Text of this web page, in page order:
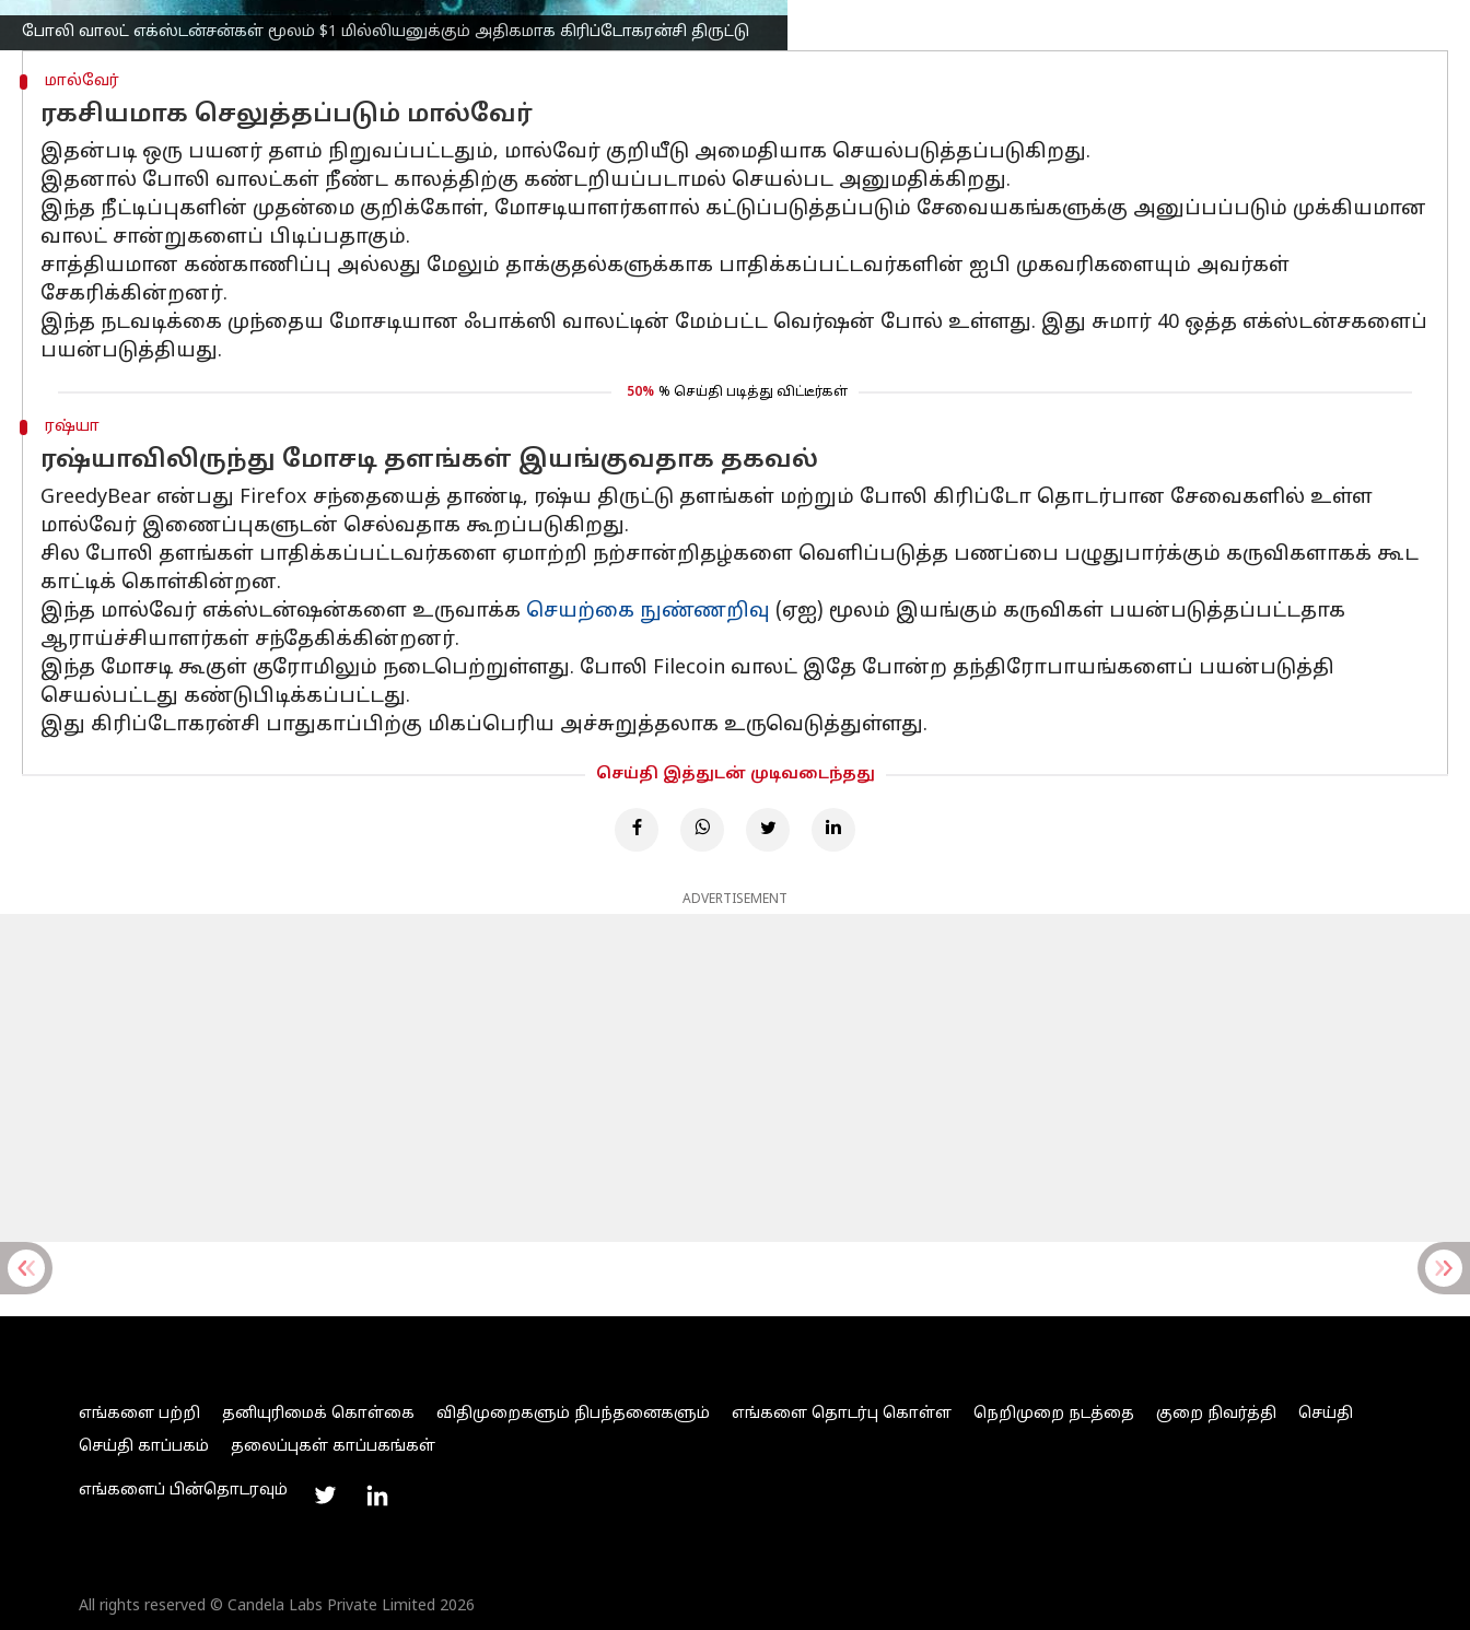
போலி வாலட் எக்ஸ்டன்சன்கள் மூலம் $1 மில்லியனுக்கும் அதிகமாக கிரிப்டோகரன்சி திருட்டு
மால்வேர்
ரகசியமாக செலுத்தப்படும் மால்வேர்
இதன்படி ஒரு பயனர் தளம் நிறுவப்பட்டதும், மால்வேர் குறியீடு அமைதியாக செயல்படுத்தப்படுகிறது.
இதனால் போலி வாலட்கள் நீண்ட காலத்திற்கு கண்டறியப்படாமல் செயல்பட அனுமதிக்கிறது.
இந்த நீட்டிப்புகளின் முதன்மை குறிக்கோள், மோசடியாளர்களால் கட்டுப்படுத்தப்படும் சேவையகங்களுக்கு அனுப்பப்படும் முக்கியமான
வாலட் சான்றுகளைப் பிடிப்பதாகும்.
சாத்தியமான கண்காணிப்பு அல்லது மேலும் தாக்குதல்களுக்காக பாதிக்கப்பட்டவர்களின் ஐபி முகவரிகளையும் அவர்கள்
சேகரிக்கின்றனர்.
இந்த நடவடிக்கை முந்தைய மோசடியான ஃபாக்ஸி வாலட்டின் மேம்பட்ட வெர்ஷன் போல் உள்ளது. இது சுமார் 40 ஒத்த எக்ஸ்டன்சகளைப்
பயன்படுத்தியது.
50% % செய்தி படித்து விட்டீர்கள்
ரஷ்யா
ரஷ்யாவிலிருந்து மோசடி தளங்கள் இயங்குவதாக தகவல்
GreedyBear என்பது Firefox சந்தையைத் தாண்டி, ரஷ்ய திருட்டு தளங்கள் மற்றும் போலி கிரிப்டோ தொடர்பான சேவைகளில் உள்ள
மால்வேர் இணைப்புகளுடன் செல்வதாக கூறப்படுகிறது.
சில போலி தளங்கள் பாதிக்கப்பட்டவர்களை ஏமாற்றி நற்சான்றிதழ்களை வெளிப்படுத்த பணப்பை பழுதுபார்க்கும் கருவிகளாகக் கூட
காட்டிக் கொள்கின்றன.
இந்த மால்வேர் எக்ஸ்டன்ஷன்களை உருவாக்க செயற்கை நுண்ணறிவு (ஏஐ) மூலம் இயங்கும் கருவிகள் பயன்படுத்தப்பட்டதாக
ஆராய்ச்சியாளர்கள் சந்தேகிக்கின்றனர்.
இந்த மோசடி கூகுள் குரோமிலும் நடைபெற்றுள்ளது. போலி Filecoin வாலட் இதே போன்ற தந்திரோபாயங்களைப் பயன்படுத்தி
செயல்பட்டது கண்டுபிடிக்கப்பட்டது.
இது கிரிப்டோகரன்சி பாதுகாப்பிற்கு மிகப்பெரிய அச்சுறுத்தலாக உருவெடுத்துள்ளது.
செய்தி இத்துடன் முடிவடைந்தது
ADVERTISEMENT
எங்களை பற்றி தனியுரிமைக் கொள்கை விதிமுறைகளும் நிபந்தனைகளும் எங்களை தொடர்பு கொள்ள நெறிமுறை நடத்தை குறை நிவர்த்தி
செய்தி
செய்தி காப்பகம்
தலைப்புகள் காப்பகங்கள்
எங்களைப் பின்தொடரவும்
All rights reserved © Candela Labs Private Limited 2026